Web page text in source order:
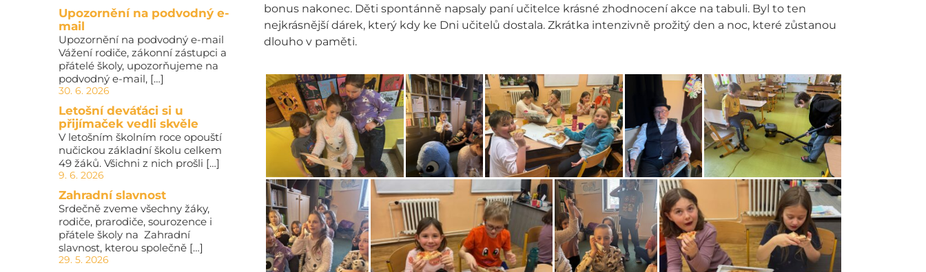
Upozornění na podvodný e-
mail
Upozornění na podvodný e-mail
Vážení rodiče, zákonní zástupci a
přátelé školy, upozorňujeme na
podvodný e-mail, […]
30. 6. 2026
Letošní deváťáci si u
přijímaček vedli skvěle
V letošním školním roce opouští
nučickou základní školu celkem
49 žáků. Všichni z nich prošli […]
9. 6. 2026
Zahradní slavnost
Srdečně zveme všechny žáky,
rodiče, prarodiče, sourozence i
přátele školy na Zahradní
slavnost, kterou společně […]
29. 5. 2026
bonus nakonec. Děti spontánně napsaly paní učitelce krásné zhodnocení akce na tabuli. Byl to ten
nejkrásnější dárek, který kdy ke Dni učitelů dostala. Zkrátka intenzivně prožitý den a noc, které zůstanou
dlouho v paměti.